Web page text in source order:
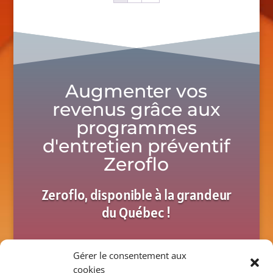
Gérer le consentement aux
cookies
Augmenter vos
revenus grâce aux
programmes
d'entretien préventif
Zeroflo
Zeroflo, disponible à la grandeur
du Québec !